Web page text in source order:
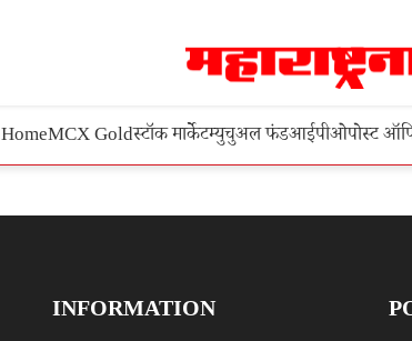
HomeMCX Goldस्टॉक मार्केटम्युचुअल फंडआईपीओपोस्ट
INFORMATION